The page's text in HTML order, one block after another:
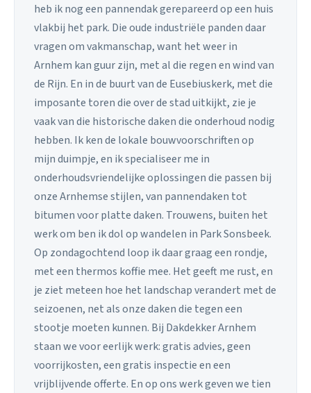
heb ik nog een pannendak gerepareerd op een huis
vlakbij het park. Die oude industriële panden daar
vragen om vakmanschap, want het weer in
Arnhem kan guur zijn, met al die regen en wind van
de Rijn. En in de buurt van de Eusebiuskerk, met die
imposante toren die over de stad uitkijkt, zie je
vaak van die historische daken die onderhoud nodig
hebben. Ik ken de lokale bouwvoorschriften op
mijn duimpje, en ik specialiseer me in
onderhoudsvriendelijke oplossingen die passen bij
onze Arnhemse stijlen, van pannendaken tot
bitumen voor platte daken. Trouwens, buiten het
werk om ben ik dol op wandelen in Park Sonsbeek.
Op zondagochtend loop ik daar graag een rondje,
met een thermos koffie mee. Het geeft me rust, en
je ziet meteen hoe het landschap verandert met de
seizoenen, net als onze daken die tegen een
stootje moeten kunnen. Bij Dakdekker Arnhem
staan we voor eerlijk werk: gratis advies, geen
voorrijkosten, een gratis inspectie en een
vrijblijvende offerte. En op ons werk geven we tien